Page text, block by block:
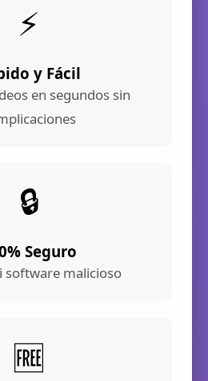
⚡
y Fácil
en segundos sin
🔒
Seguro
software malicioso
🆓